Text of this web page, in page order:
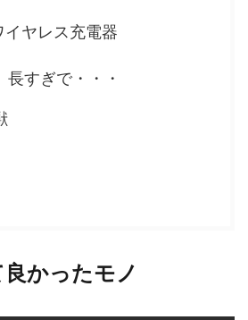
ヤレス充電器
すぎで・・・
かったモノ